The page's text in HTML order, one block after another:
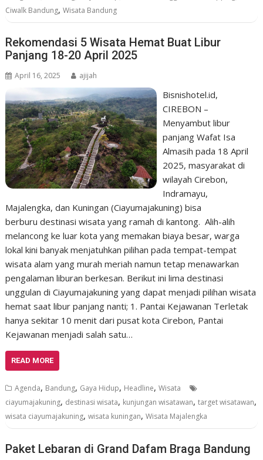
Ciwalk Bandung,Wisata Bandung
Rekomendasi 5 Wisata Hemat Buat Libur
Panjang 18-20 April 2025
April 16, 2025 ajijah
Bisnishotel.id,
CIREBON –
Menyambut libur
panjang Wafat Isa
Almasih pada 18 April
2025, masyarakat di
wilayah Cirebon,
Indramayu,
Majalengka, dan Kuningan (Ciayumajakuning) bisa
berburu destinasi wisata yang ramah di kantong. Alih-alih
melancong ke luar kota yang memakan biaya besar, warga
lokal kini banyak menjatuhkan pilihan pada tempat-tempat
wisata alam yang murah meriah namun tetap menawarkan
pengalaman liburan berkesan. Berikut ini lima destinasi
unggulan di Ciayumajakuning yang dapat menjadi pilihan wisata
hemat saat libur panjang nanti; 1. Pantai Kejawanan Terletak
hanya sekitar 10 menit dari pusat kota Cirebon, Pantai
Kejawanan menjadi salah satu…
READ MORE
Agenda, Bandung, Gaya Hidup, Headline,Wisata
ciayumajakuning, destinasi wisata, kunjungan wisatawan,target wisatawan,
wisata ciayumajakuning,wisata kuningan,Wisata Majalengka
Paket Lebaran di Grand Dafam Braga Bandung